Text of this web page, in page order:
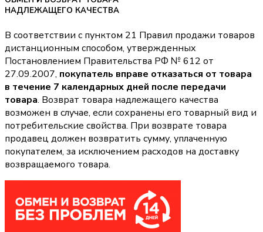
НАДЛЕЖАЩЕГО КАЧЕСТВА
В соответствии с пунктом 21 Правил продажи товаров
дистанционным способом, утвержденных
Постановлением Правительства РФ № 612 от
27.09.2007, покупатель вправе отказаться от товара
в течение 7 календарных дней после передачи
товара. Возврат товара надлежащего качества
возможен в случае, если сохранены его товарный вид и
потребительские свойства. При возврате товара
продавец должен возвратить сумму, уплаченную
покупателем, за исключением расходов на доставку
возвращаемого товара.